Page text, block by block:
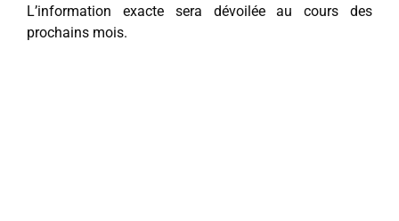
L’information exacte sera dévoilée au cours des
prochains mois.